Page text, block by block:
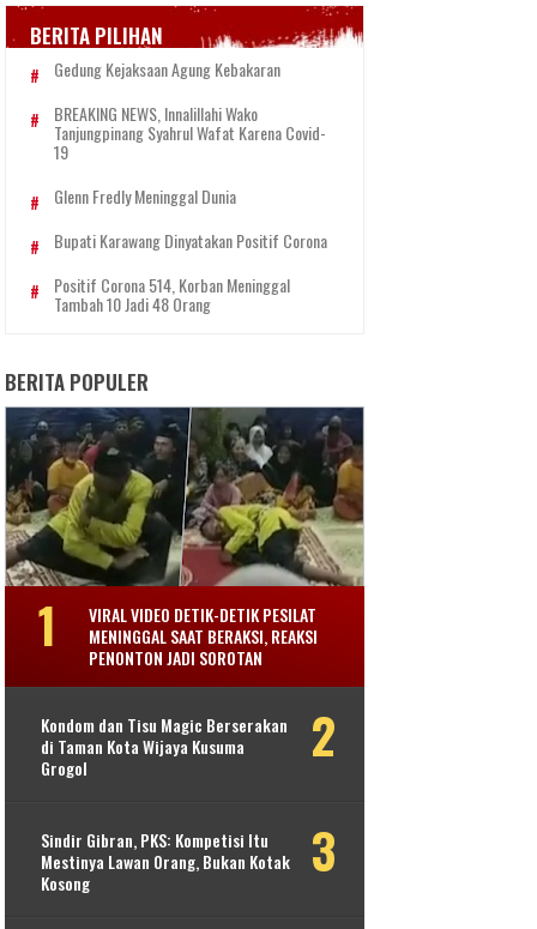
BERITA PILIHAN
Gedung Kejaksaan Agung Kebakaran
BREAKING NEWS, Innalillahi Wako
Tanjungpinang Syahrul Wafat Karena Covid-
19
Glenn Fredly Meninggal Dunia
Bupati Karawang Dinyatakan Positif Corona
Positif Corona 514, Korban Meninggal
Tambah 10 Jadi 48 Orang
BERITA POPULER
VIRAL VIDEO DETIK-DETIK PESILAT
MENINGGAL SAAT BERAKSI, REAKSI
PENONTON JADI SOROTAN
Kondom dan Tisu Magic Berserakan
di Taman Kota Wijaya Kusuma
Grogol
Sindir Gibran, PKS: Kompetisi Itu
Mestinya Lawan Orang, Bukan Kotak
Kosong